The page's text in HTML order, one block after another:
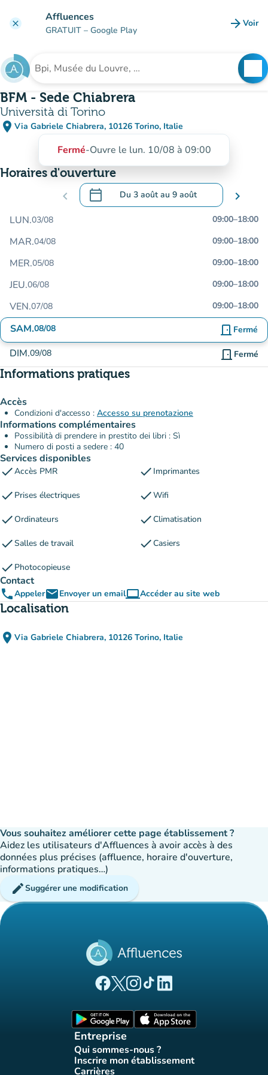
clear Affluences
GRATUIT – Google Play arrow_forward Voir
Rechercher un établissement
BFM - Sede Chiabrera
Università di Torino
place Via Gabriele Chiabrera, 10126 Torino, Italie
(ouvrir dans Google Maps)
(nouvel onglet)
Fermé-Ouvre le lun. 10/08 à 09:00
Horaires d'ouverture
chevron_left calendar_today Du 3 aoûtau 9 août
.Ouvrir le calendrier pour changer de
chevron_right
LUN.03/08 09:00–18:00
MAR.04/08 09:00–18:00
MER.05/08 09:00–18:00
JEU.06/08 09:00–18:00
VEN.07/08 09:00–18:00
SAM.08/08 door_front Fermé
DIM.09/08 door_front Fermé
Informations pratiques
Accès
Condizioni d'accesso : Accesso su prenotazione
Informations complémentaires
Possibilità di prendere in prestito dei libri : Sì
Numero di posti a sedere : 40
Services disponibles
checkAccès PMR check Imprimantes
check Prises électriques checkWifi
checkOrdinateurs checkClimatisation
checkSalles de travail checkCasiers
check Photocopieuse
Contact
phoneAppeleremailEnvoyer un emailcomputerAccéder au site web
(nouvel onglet)
Localisation
place Via Gabriele Chiabrera, 10126 Torino, Italie
(ouvrir dans Google Maps)
(nouvel onglet)
Vous souhaitez améliorer cette page établissement ?
Aidez les utilisateurs d'Affluences à avoir accès à des
données plus précises (affluence, horaire d'ouverture,
informations pratiques…)
editSuggérer une modification
(nouvel onglet)
(nouvel onglet)
(nouvel onglet)
(nouvel onglet)
(nouvel onglet)
Entreprise
Qui sommes-nous ?
(nouvel onglet)
Inscrire mon établissement
(nouvel onglet)
Carrières